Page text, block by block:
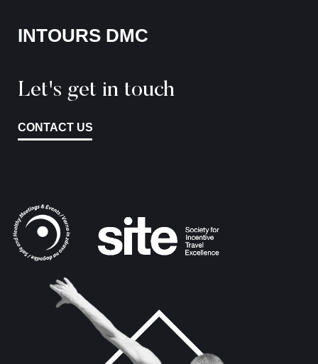
INTOURS DMC
Let's get in touch
CONTACT US